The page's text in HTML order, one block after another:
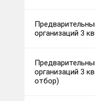
организаций 3
организаций 3
отбор)